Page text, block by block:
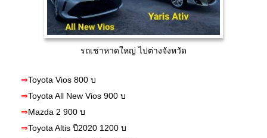
รถเช่าหาดใหญ่ ไปต่างจังหวัด
⇒Toyota Vios 800 บ
⇒Toyota All New Vios 900 บ
⇒Mazda 2 900 บ
⇒Toyota Altis ปี2020 1200 บ